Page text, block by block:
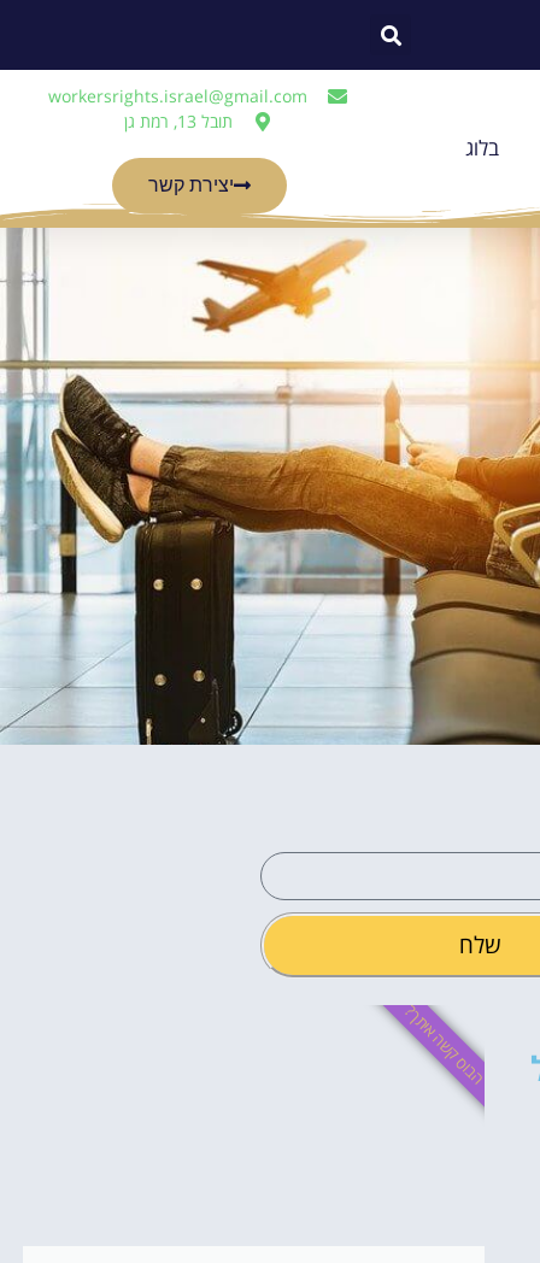
בלוג
workersrights.israel@gmail.com
תובל 13, רמת גן
יצירת קשר
שלח
הבוס קשה איתך?